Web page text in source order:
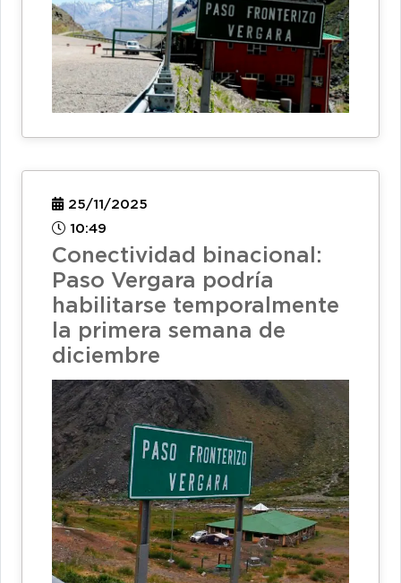
25/11/2025
10:49
Conectividad binacional:
Paso Vergara podría
habilitarse temporalmente
la primera semana de
diciembre